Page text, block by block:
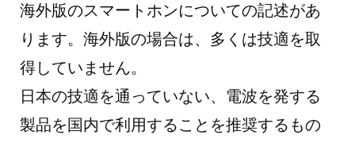
海外版のスマートホンについての記述があ
ります。海外版の場合は、多くは技適を取
得していません。
日本の技適を通っていない、電波を発する
製品を国内で利用することを推奨するもの